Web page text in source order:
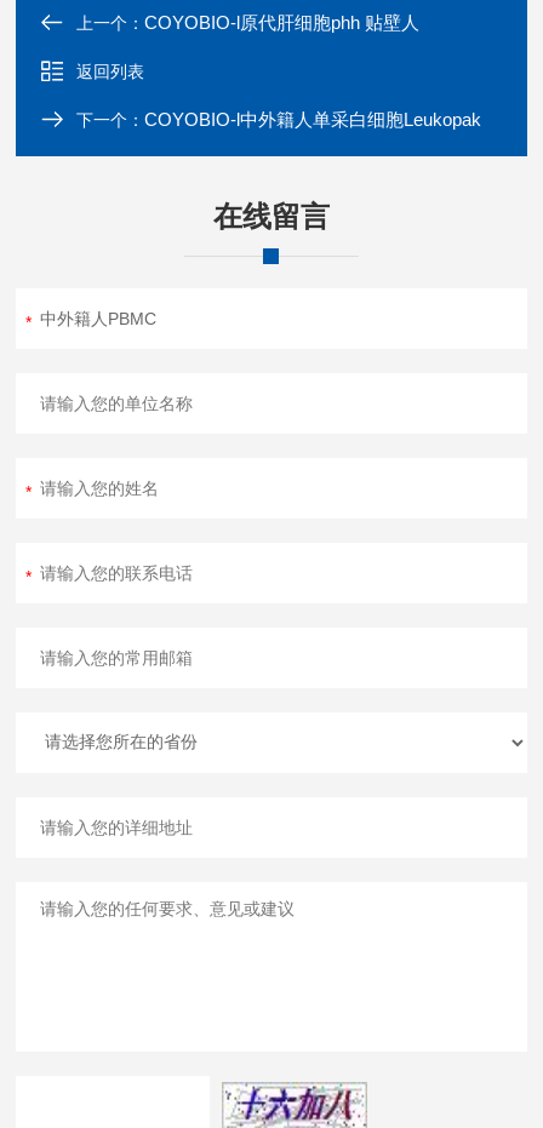
上一个：COYOBIO-l原代肝细胞phh 贴壁人
返回列表
下一个：COYOBIO-l中外籍人单采白细胞Leukopak
在线留言